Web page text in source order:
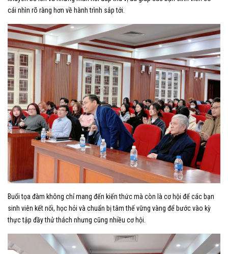
cái nhìn rõ ràng hơn về hành trình sắp tới.
Buổi tọa đàm không chỉ mang đến kiến thức mà còn là cơ hội để các bạn
sinh viên kết nối, học hỏi và chuẩn bị tâm thế vững vàng để bước vào kỳ
thực tập đầy thử thách nhưng cũng nhiều cơ hội.